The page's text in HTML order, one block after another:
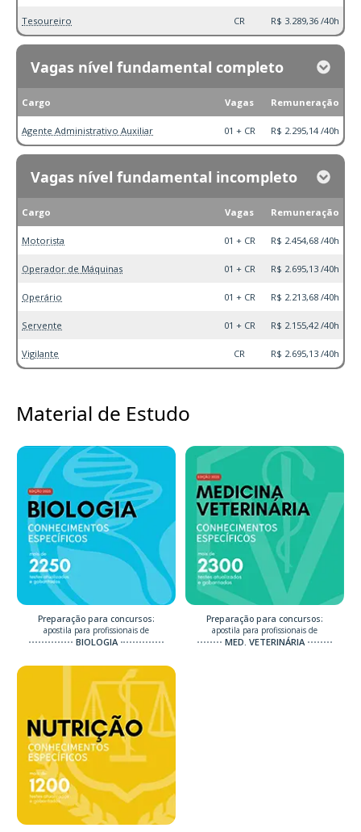
Tesoureiro CR R$ 3.289,36 /40h
Vagas nível fundamental completo
Cargo Vagas Remuneração
Agente Administrativo Auxiliar 01 + CR R$ 2.295,14 /40h
Vagas nível fundamental incompleto
Cargo Vagas Remuneração
Motorista 01 + CR R$ 2.454,68 /40h
Operador de Máquinas 01 + CR R$ 2.695,13 /40h
Operário 01 + CR R$ 2.213,68 /40h
Servente 01 + CR R$ 2.155,42 /40h
Vigilante CR R$ 2.695,13 /40h
Material de Estudo
Preparação para concursos:
apostila para profissionais de
BIOLOGIA
Preparação para concursos:
apostila para profissionais de
MED. VETERINÁRIA